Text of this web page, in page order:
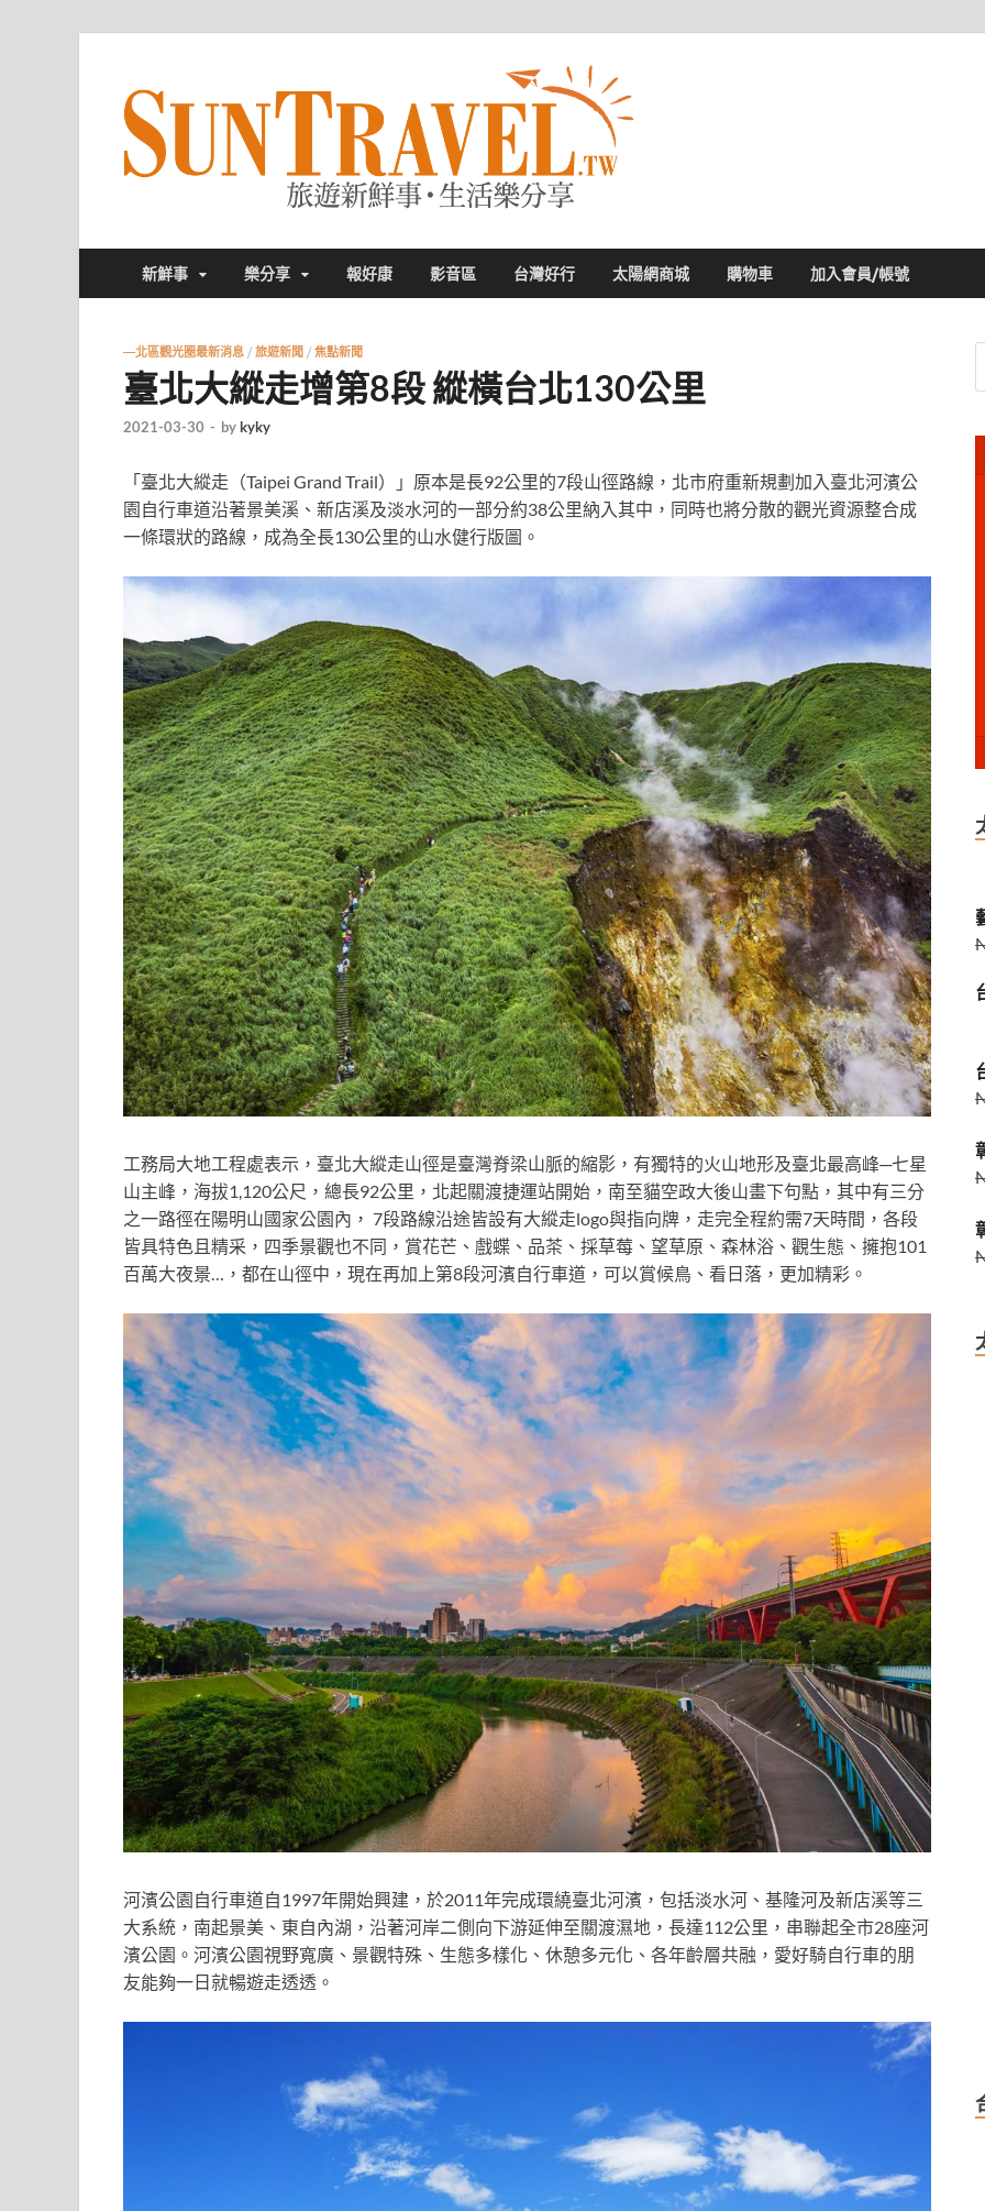
新鮮事 樂分享 報好康 影音區 台灣好行 太陽網商城 購物車 加入會員/帳號
—北區觀光圈最新消息 / 旅遊新聞 / 焦點新聞
臺北大縱走增第8段 縱橫台北130公里
2021-03-30 - bykyky
「臺北大縱走（Taipei Grand Trail）」原本是長92公里的7段山徑路線，北市府重新規劃加入臺北河濱公
園自行車道沿著景美溪、新店溪及淡水河的一部分約38公里納入其中， 同時也將分散的觀光資源整合成
一條環狀的路線， 成為全長130公里的山水健行版圖。
工務局大地工程處表示，臺北大縱走山徑是臺灣脊梁山脈的縮影，有獨特的火山地形及臺北最高峰─七星
山主峰，海拔1,120公尺，總長92公里，北起關渡捷運站開始，南至貓空政大後山畫下句點，其中有三分
之一路徑在陽明山國家公園內， 7段路線沿途皆設有大縱走logo與指向牌，走完全程約需7天時間，各段
皆具特色且精采，四季景觀也不同，賞花芒、戲蝶、品茶、採草莓、望草原、森林浴、觀生態、擁抱101
百萬大夜景…，都在山徑中，現在再加上第8段河濱自行車道，可以賞候鳥、看日落，更加精彩。
河濱公園自行車道自1997年開始興建，於2011年完成環繞臺北河濱，包括淡水河、基隆河及新店溪等三
大系統，南起景美、東自內湖，沿著河岸二側向下游延伸至關渡濕地，長達112公里，串聯起全市28座河
濱公園。河濱公園視野寬廣、景觀特殊、生態多樣化、休憩多元化、各年齡層共融，愛好騎自行車的朋
友能夠一日就暢遊走透透。